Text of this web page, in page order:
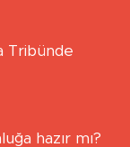
Tribünde
hazır mı?